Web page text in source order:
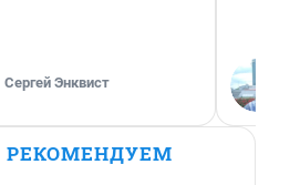
Сергей Энквист
РЕКОМЕНДУЕМ